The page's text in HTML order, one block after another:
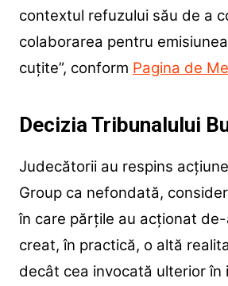
contextul refuzului său de a
colaborarea pentru
cuțite”, conform Pagina de
Decizia Tribunalului
Judecătorii au respins
Group ca nefondată,
în care părțile au acționat de-
creat, în practică, o altă
decât cea invocată ulterior în